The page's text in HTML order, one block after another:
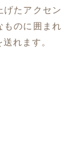
げたアクセン
ものに囲まれ
れます。